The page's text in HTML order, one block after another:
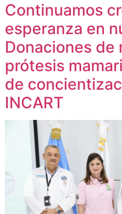
Continuamos
esperanza en
Donaciones de
prótesis
de
INCART